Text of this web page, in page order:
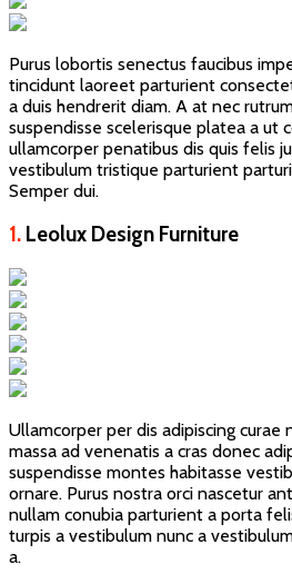
Purus lobortis senectus faucibus
tincidunt laoreet parturient
a duis hendrerit diam. A at nec
suspendisse scelerisque platea a ut
ullamcorper penatibus dis quis felis
vestibulum tristique parturient
Semper dui.
1. Leolux Design Furniture
Ullamcorper per dis adipiscing curae
massa ad venenatis a cras donec
suspendisse montes habitasse
ornare. Purus nostra orci nascetur
nullam conubia parturient a porta
turpis a vestibulum nunc a
a.